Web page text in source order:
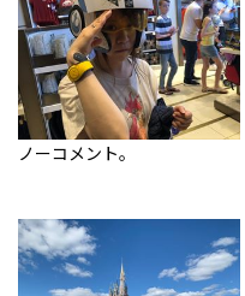
ノーコメント。